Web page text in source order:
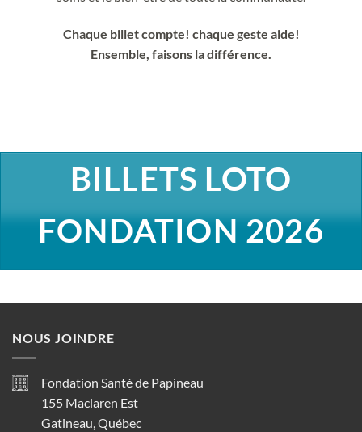
Chaque billet compte! chaque geste aide!
Ensemble, faisons la différence.
BILLETS LOTO
FONDATION 2026
NOUS JOINDRE
Fondation Santé de Papineau
155 Maclaren Est
Gatineau, Québec